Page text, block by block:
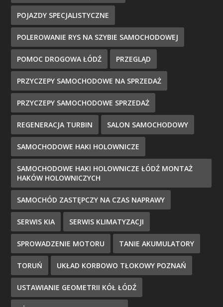
POJAZDY SPECJALISTYCZNE
POLEROWANIE RYS NA SZYBIE SAMOCHODOWEJ
POMOC DROGOWA ŁÓDŹ PRZEGLĄD
PRZYCZEPY SAMOCHODOWE NA SPRZEDAŻ
PRZYCZEPY SAMOCHODOWE SPRZEDAŻ
REGENERACJA TURBIN SALON SAMOCHODOWY
SAMOCHODOWE HAKI HOLOWNICZE
SAMOCHODOWE HAKI HOLOWNICZE ŁÓDŹ MONTAŻ
HAKÓW HOLOWNICZYCH
SAMOCHÓD ZASTĘPCZY NA CZAS NAPRAWY
SERWIS KIA SERWIS KLIMATYZACJI
SPROWADZENIE MOTORU TANIE AKUMULATORY
TORUŃ UKŁAD KORBOWO TŁOKOWY POZNAŃ
USTAWIANIE GEOMETRII KÓŁ ŁÓDŹ